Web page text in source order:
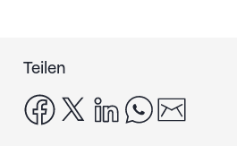
Teilen
facebook
x linkedinwhatsapp